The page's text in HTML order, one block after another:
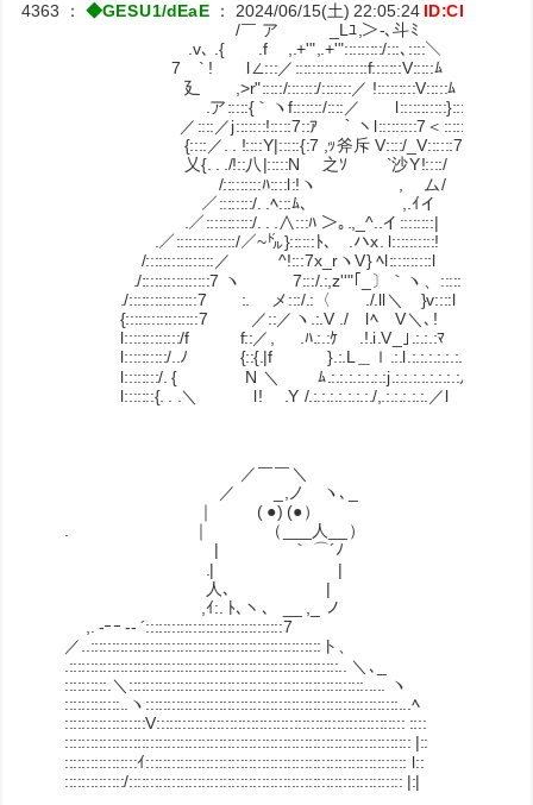
4363 ：◆GESU1/dEaE ： 2024/06/15(土) 22:05:24
/￣ ア _Lﾕ,＞-､斗ﾐ
.v､ .{ .f ,.+'",.+'":::::::::/:::､::::＼
7 ` ! l∠:::／:::::::::::::::::f:::::::V:::::ﾑ
廴 ,>r":::::/:::::::/:::::::／ !:::::::::V:::::ﾑ
.ア:::::{｀ヽf:::::::/::::／ l:::::::::::}::::::::ﾊ
／::::／j:::::::!:::::7::ｱ ￣｀ヽl:::::::::7
{::::／. . !::::Y|:::::{:7 ,ｯ斧斥 V::::/_V::::::7
乂{. . ./!::八|:::::N 之ｿ `沙Y!::::/
￣/:::::::::ﾊ::::l:!ヽ , ム/
／::::::::/. .ﾍ:::ﾑ､ ,.ｲイ
.／:::::::::::/. . .∧:::ﾊ ＞｡.,_^..イ::::::::|
.／::::::::::::::/／~㌦}::::::ﾄ､ .ハx. l::::::::::!
/::::::::::::::::／ ^!:::7x_rヽV} ﾍl::::::::::l
./::::::::::::::::7 ヽ 7:::/.:,z''"｢_〕｀ヽ、::::::!
./::::::::::::::::7 :. メ:::/.:〈 ./.ll＼ }v::::l
{:::::::::::::::::7 ／::／ヽ.:.V ./ lﾍ V＼､!
l:::::::::::::/f f::／, .ﾊ.:.:ｹ .!.i.V_｣.:.:.:ﾏ
l::::::::::/..ﾉ {::{.|f }.:.L＿ｌ.:.l.:.:.:.:.:.:.:.:\
l::::::::/. { N ＼ ﾑ.:.:.:.:.:.:.:j.:.:.:.:.:.:.:.:ル
l:::::::{. . .＼ l! .Y /.:.:.:.:.:.:.:./,.:.:.:.:.:.／l
／￣￣＼
／ _,ノ ヽ､_
｜ ( ●) (●） 長
. ｜ （___人__）
| ｀ ⌒´ﾉ
.| |
人､ |
,ｲ:. ﾄ､ヽ、 __ ,_ ノ
,. -ｰｰ -‐ ´::::::::::::::::::::::::::::::::7
／..::::::::::::::::::::::::::::::::::::::::::::::::::::::ト、
.:::::::::::::::::::::::::::::::::::::::::::::::::::::::::::::::.. ＼､_
::::::::::.＼:::::::::::::::::::::::::::::::::::::::::::::::::::::::..... ヽ
:::::::::::::..ヽ:::::::::::::::::::::::::::::::::::::::::::::::::::::::::::...ﾍ
:::::::::::::::::::V:::::::::::::::::::::::::::::::::::::::::::::::::::::::::: ::::
::::::::::::::::::::::::::::::::::::::::::::::::::::::::::::::::::::::::::::::::: |::
:::::::::::::::::ｲ::::::::::::::::::::::::::::::::::::::::::::::::::::::::::::: l::
::::::::::::::/:::::::::::::::::::::::::::::::::::::::::::::::::::::::::::::::: |:|